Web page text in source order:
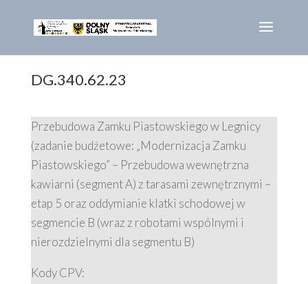
DG.340.62.23
Przebudowa Zamku Piastowskiego w Legnicy
(zadanie budżetowe: „Modernizacja Zamku
Piastowskiego” – Przebudowa wewnętrzna
kawiarni (segment A) z tarasami zewnętrznymi –
etap 5 oraz oddymianie klatki schodowej w
segmencie B (wraz z robotami wspólnymi i
nierozdzielnymi dla segmentu B)
Kody CPV: